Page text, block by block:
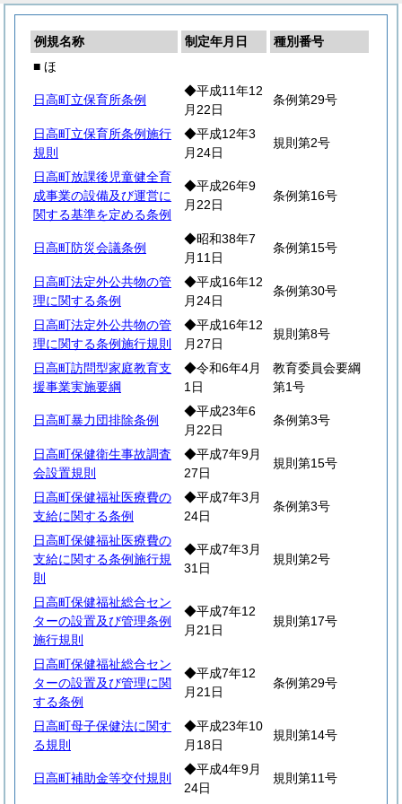
例規名称 制定年月日
種別番号
■ ほ
日高町立保育所条例
◆平成11年12
月22日
条例第29号
日高町立保育所条例施行
規則
◆平成12年3
月24日
規則第2号
日高町放課後児童健全育
成事業の設備及び運営に
関する基準を定める条例
◆平成26年9
月22日
条例第16号
日高町防災会議条例
◆昭和38年7
月11日
条例第15号
日高町法定外公共物の管
理に関する条例
◆平成16年12
月24日
条例第30号
日高町法定外公共物の管
理に関する条例施行規則
◆平成16年12
月27日
規則第8号
日高町訪問型家庭教育支
援事業実施要綱
◆令和6年4月
1日
教育委員会要綱
第1号
日高町暴力団排除条例
◆平成23年6
月22日
条例第3号
日高町保健衛生事故調査
会設置規則
◆平成7年9月
27日
規則第15号
日高町保健福祉医療費の
支給に関する条例
◆平成7年3月
24日
条例第3号
日高町保健福祉医療費の
支給に関する条例施行規
則
◆平成7年3月
31日
規則第2号
日高町保健福祉総合セン
ターの設置及び管理条例
施行規則
◆平成7年12
月21日
規則第17号
日高町保健福祉総合セン
ターの設置及び管理に関
する条例
◆平成7年12
月21日
条例第29号
日高町母子保健法に関す
る規則
◆平成23年10
月18日
規則第14号
日高町補助金等交付規則
◆平成4年9月
24日
規則第11号